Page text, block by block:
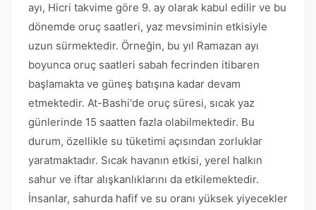
ayı, Hicri takvime göre 9. ay olarak kabul edilir ve bu
dönemde oruç saatleri, yaz mevsiminin etkisiyle
uzun sürmektedir. Örneğin, bu yıl Ramazan ayı
boyunca oruç saatleri sabah fecrinden itibaren
başlamakta ve güneş batışına kadar devam
etmektedir. At-Bashi'de oruç süresi, sıcak yaz
günlerinde 15 saatten fazla olabilmektedir. Bu
durum, özellikle su tüketimi açısından zorluklar
yaratmaktadır. Sıcak havanın etkisi, yerel halkın
sahur ve iftar alışkanlıklarını da etkilemektedir.
İnsanlar, sahurda hafif ve su oranı yüksek yiyecekler